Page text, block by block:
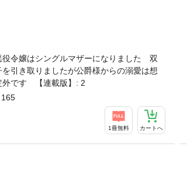
役令嬢はシングルマザーになりました 双
を引き取りましたが公爵様からの溺愛は想
外です 【連載版】: 2
165
1冊無料 カートへ